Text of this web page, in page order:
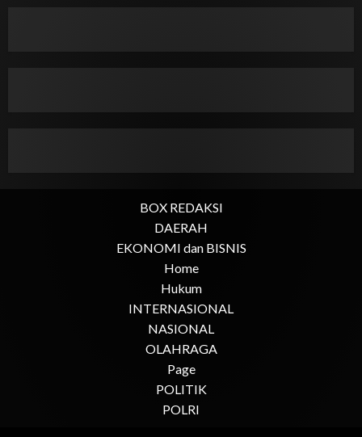
BOX REDAKSI
DAERAH
EKONOMI dan BISNIS
Home
Hukum
INTERNASIONAL
NASIONAL
OLAHRAGA
Page
POLITIK
POLRI